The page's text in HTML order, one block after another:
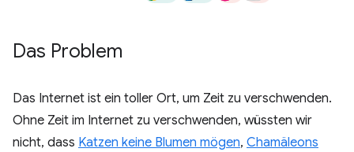
Das Problem
Das Internet ist ein toller Ort, um Zeit zu verschwenden.
Ohne Zeit im Internet zu verschwenden, wüssten wir
nicht, dass Katzen keine Blumen mögen, Chamäleons